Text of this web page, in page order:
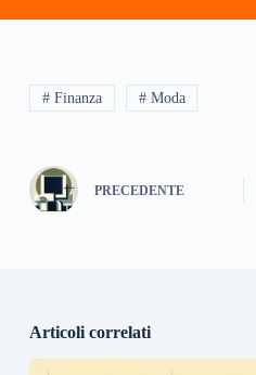
# Finanza # Moda
PRECEDENTE
Articoli correlati